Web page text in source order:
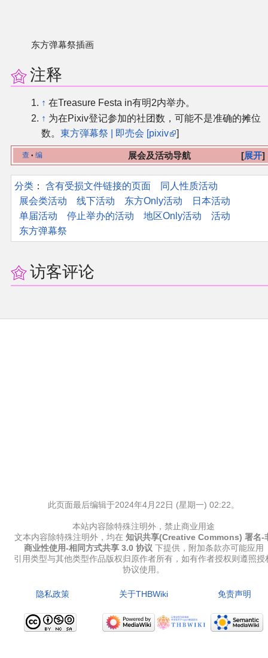
东方弹幕祭插画
注释
↑ 在Treasure Festa in有明2内举办。
↑ 为在Pixiv登记参加的社团数，可能不是准确的摊位
数。東方弾幕祭 | 即売会 [pixiv ]
展开
查 • 编 展会及活动导航
分类 ：​ 含有受损文件链接的页面
同人性质活动
展会类活动
线下活动 东方Only活动
日本活动
单届活动
停止举办的活动 地区Only活动
活动
东方弹幕祭
访客评论
THB媒体
THB协力
其他
联系管理员
关于THBWiki
此页面最后编辑于2024年4月22日 (星期一) 02:22。
本站内容除特殊注明外，禁止商业用途
文本内容除特殊注明外，均在 知识共享(Creative Commons) 署名-
商业性使用-相同方式共享 3.0 协议 下提供，附加条款亦可能应用
引用类型与其他类型作品版权归原作者所有，如有作者授权则遵照授
协议使用。
隐私政策 关于THBWiki 免责声明